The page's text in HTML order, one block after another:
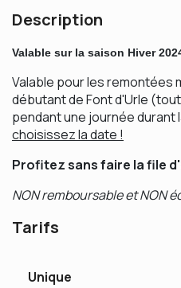
Description
Valable sur la saison Hiver
Valable pour les remontées
débutant de Font d'Urle
pendant une journée durant
choisissez la date !
Profitez sans faire la file
NON remboursable et NON
Tarifs
Unique